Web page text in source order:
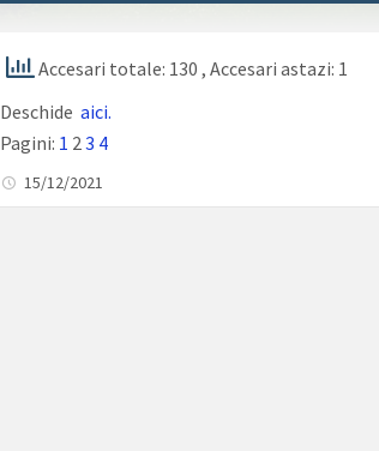
Accesari totale: 130, Accesari astazi: 1
Deschideaici.
Pagini: 1 2 3 4
15/12/2021